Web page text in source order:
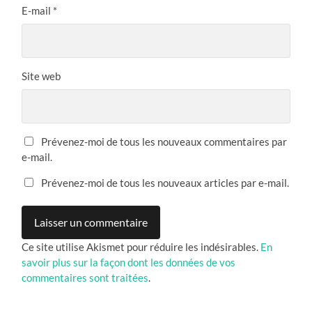
E-mail *
Site web
Prévenez-moi de tous les nouveaux commentaires par
e-mail.
Prévenez-moi de tous les nouveaux articles par e-mail.
Ce site utilise Akismet pour réduire les indésirables. En
savoir plus sur la façon dont les données de vos
commentaires sont traitées.